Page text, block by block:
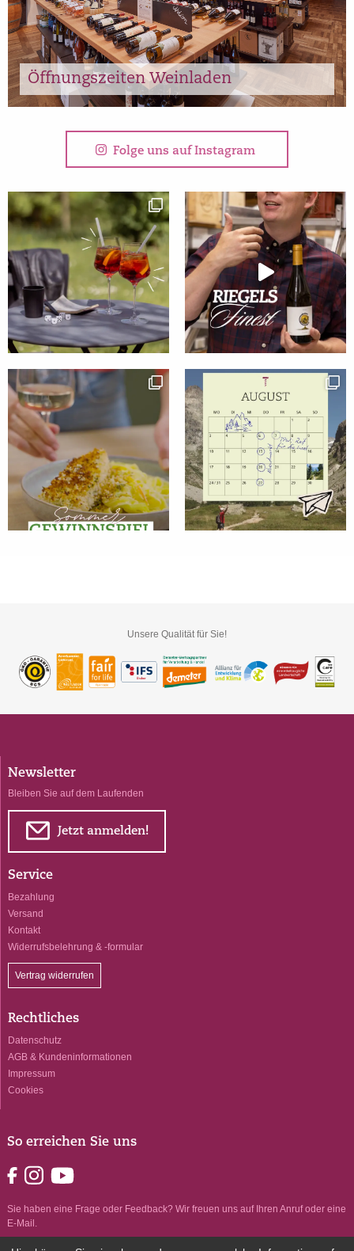
Öffnungszeiten Weinladen
Sie erreichen uns telefonisch unter: +49
77 74 / 93 13 93
Steinäcker 12 in Orsingen
Folge uns auf Instagram
Unsere Qualität für Sie!
So erreichen Sie uns
Sie haben eine Frage oder Feedback? Wir freuen uns auf Ihren Anruf oder eine
E-Mail.
Newsletter
Bleiben Sie auf dem Laufenden
E Jetzt anmelden!
Service
Bezahlung
Versand
Kontakt
Widerrufsbelehrung & -formular
Vertrag widerrufen
Rechtliches
Datenschutz
AGB & Kundeninformationen
Impressum
Cookies